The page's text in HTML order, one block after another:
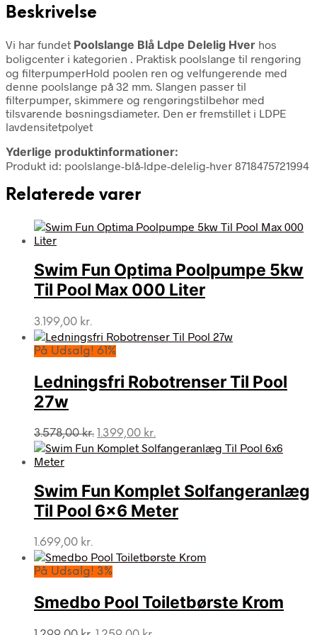
Beskrivelse
Vi har fundet Poolslange Blå Ldpe Delelig Hver hos
boligcenter i kategorien . Praktisk poolslange til rengøring
og filterpumperHold poolen ren og velfungerende med
denne poolslange på 32 mm. Slangen passer til
filterpumper, skimmere og rengøringstilbehør med
tilsvarende bøsningsdiameter. Den er fremstillet i LDPE
lavdensitetpolyet
Yderlige produktinformationer:
Produkt id: poolslange-blå-ldpe-delelig-hver 8718475721994
Relaterede varer
Swim Fun Optima Poolpumpe 5kw
Til Pool Max 000 Liter
3.199,00 kr.
På Udsalg! 61%
Ledningsfri Robotrenser Til Pool
27w
3.578,00kr. Den
oprindelige
3.578,00 kr..
1.399,00 kr.
aktuelle
1.399,00 kr..
Swim Fun Komplet Solfangeranlæg
Til Pool 6×6 Meter
1.699,00 kr.
På Udsalg! 3%
Smedbo Pool Toiletbørste Krom
Den